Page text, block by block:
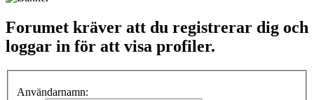
Forumet kräver att du registrerar dig och
loggar in för att visa profiler.
Användarnamn: